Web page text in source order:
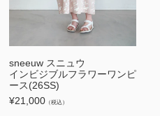
sneeuw スニュウ
インビジブルフラワーワンピ
ース(26SS)
¥21,000 （税込）